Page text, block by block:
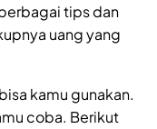
tips dan
uang yang
kamu gunakan.
coba. Berikut